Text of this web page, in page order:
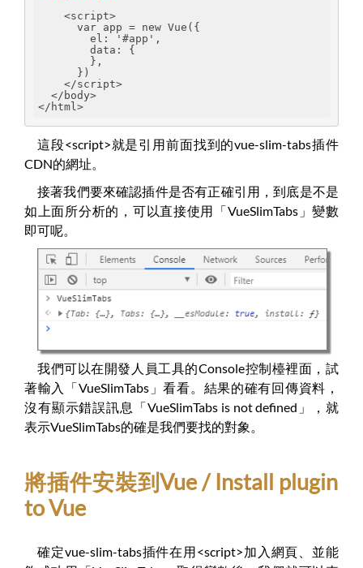
<script>
var app = new Vue({
el: '#app',
data: {
},
})
</script>
</body>
</html>
這段<script>就是引用前面找到的vue-slim-tabs插件
CDN的網址。
接著我們要來確認插件是否有正確引用，到底是不是
如上面所分析的，可以直接使用「VueSlimTabs」變數
即可呢。
我們可以在開發人員工具的Console控制檯裡面，試
著輸入「VueSlimTabs」看看。結果的確有回傳資料，
沒有顯示錯誤訊息「VueSlimTabs is not defined」，就
表示VueSlimTabs的確是我們要找的對象。
將插件安裝到Vue / Install plugin
to Vue
確定vue-slim-tabs插件在用<script>加入網頁、並能